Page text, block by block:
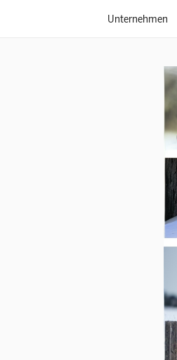
Unternehmen